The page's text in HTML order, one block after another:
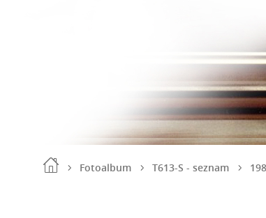
Fotoalbum T613-S - seznam